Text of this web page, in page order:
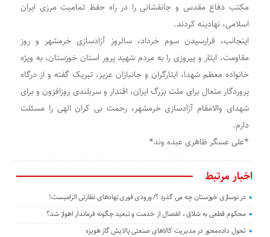
مکتب دفاع مقدس و جانفشانی را در راه حفظ تمامیت مرزی ایران
اسلامی، نهادینه کردند.
اینجانب، فرارسیدن سوم خرداد، سالروز آزادسازی خرمشهر و روز
مقاومت، ایثار و پیروزی را به مردم شهید پرور استان خوزستان، به ویژه
خانواده معظم شهدا، ایثارگران و جانبازان عزیز، تبریک گفته و از درگاه
پروردگار متعال برای ملت بزرگ ایران، اقتدار و سربلندی روزافزون و برای
شهدای والامقام آزادسازی خرمشهر، رحمت بی کران الهی را مسئلت
دارم.
*علی عسگر ظاهری عبده وند*
اخبار مرتبط
در نوسازی خوزستان چه می گذرد ؟/ ورودی فوری نهادهای نظارتی الزامیست!
محکوم قطعی به شلاق ، انفصال از خدمت و تبعید چگونه فرماندار اهواز شد؟
تحول داده‌محور در مدیریت کالاهای صنعتی پالایش گاز هویزه